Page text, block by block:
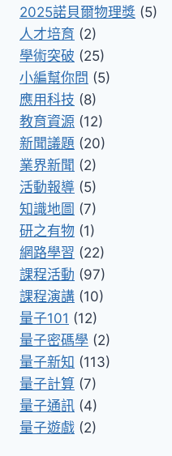
2025諾貝爾物理獎 (5)
人才培育 (2)
學術突破 (25)
小編幫你問 (5)
應用科技 (8)
教育資源 (12)
新聞議題 (20)
業界新聞 (2)
活動報導 (5)
知識地圖 (7)
研之有物 (1)
網路學習 (22)
課程活動 (97)
課程演講 (10)
量子101 (12)
量子密碼學 (2)
量子新知 (113)
量子計算 (7)
量子通訊 (4)
量子遊戲 (2)